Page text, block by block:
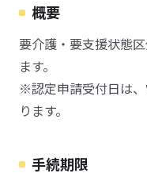
概要
要介護・要支援状態
ます。
※認定申請受付日は
ります。
手続期限